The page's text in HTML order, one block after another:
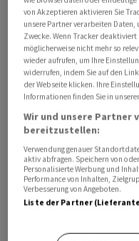
einhergehen.
Russland sieht sich
in der Ukraine mit
Energieexporten und
konfrontiert, die sich
anderen
von Akzeptieren aktivieren Sie
unsere Partner verarbeiten
Zwecke. Wenn Tracker
möglicherweise nicht mehr so
wieder aufrufen, um Ihre
widerrufen, indem Sie auf den
der Webseite klicken. Ihre
Informationen finden Sie in
Wir und unsere Partner
bereitzustellen:
Verwendung genauer
aktiv abfragen. Speichern von
Personalisierte Werbung und
Performance von Inhalten,
Verbesserung von Angeboten.
Liste der Partner